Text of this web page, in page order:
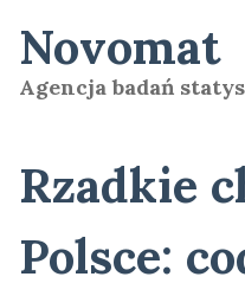
content
Novomat
Agencja badań
Rzadkie
Polsce: